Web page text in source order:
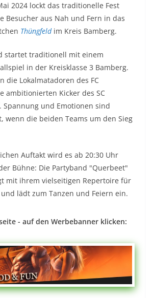
2024 lockt das traditionelle Fest
Besucher aus Nah und Fern in das
Thüngfeldim Kreis Bamberg.
startet traditionell mit einem
in der Kreisklasse 3 Bamberg.
die Lokalmatadoren des FC
ambitionierten Kicker des SC
Spannung und Emotionen sind
wenn die beiden Teams um den Sieg
Auftakt wird es ab 20:30 Uhr
Bühne: Die Partyband "Querbeet"
mit ihrem vielseitigen Repertoire für
lädt zum Tanzen und Feiern ein.
- auf den Werbebanner klicken: